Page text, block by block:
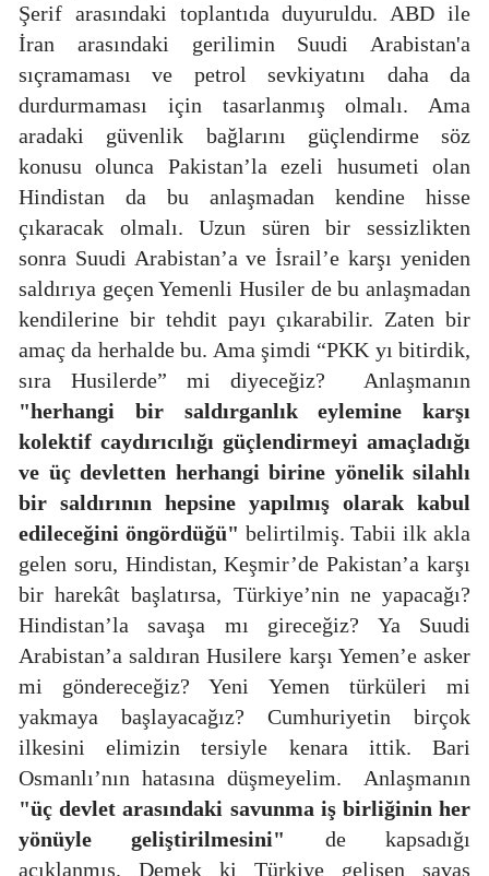
Şerif arasındaki toplantıda duyuruldu. ABD ile
İran arasındaki gerilimin Suudi Arabistan'a
sıçramaması ve petrol sevkiyatını daha da
durdurmaması için tasarlanmış olmalı. Ama
aradaki güvenlik bağlarını güçlendirme söz
konusu olunca Pakistan’la ezeli husumeti olan
Hindistan da bu anlaşmadan kendine hisse
çıkaracak olmalı. Uzun süren bir sessizlikten
sonra Suudi Arabistan’a ve İsrail’e karşı yeniden
saldırıya geçen Yemenli Husiler de bu anlaşmadan
kendilerine bir tehdit payı çıkarabilir. Zaten bir
amaç da herhalde bu. Ama şimdi “PKK yı bitirdik,
sıra Husilerde” mi diyeceğiz?
Anlaşmanın
"herhangi bir saldırganlık eylemine karşı
kolektif caydırıcılığı güçlendirmeyi amaçladığı
ve üç devletten herhangi birine yönelik silahlı
bir saldırının hepsine yapılmış olarak kabul
edileceğini öngördüğü" belirtilmiş. Tabii ilk akla
gelen soru, Hindistan, Keşmir’de Pakistan’a karşı
bir harekât başlatırsa, Türkiye’nin ne yapacağı?
Hindistan’la savaşa mı gireceğiz? Ya Suudi
Arabistan’a saldıran Husilere karşı Yemen’e asker
mi göndereceğiz? Yeni Yemen türküleri mi
yakmaya başlayacağız? Cumhuriyetin birçok
ilkesini elimizin tersiyle kenara ittik. Bari
Osmanlı’nın hatasına düşmeyelim.
Anlaşmanın
"üç devlet arasındaki savunma iş birliğinin her
yönüyle geliştirilmesini"
de kapsadığı
açıklanmış. Demek ki Türkiye gelişen savaş